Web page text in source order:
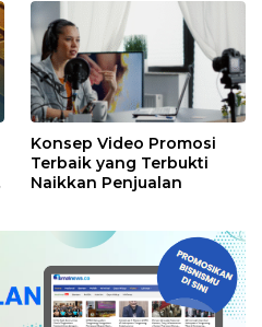
yang Magis
Konsep Video Promosi
Terbaik yang Terbukti
Naikkan Penjualan